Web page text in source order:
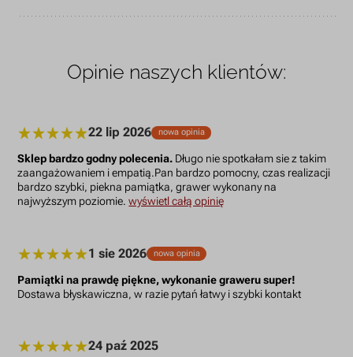
Opinie naszych klientów:
22 lip 2026 nowa opinia
Sklep bardzo godny polecenia. Długo nie spotkałam sie z takim
zaangażowaniem i empatią.Pan bardzo pomocny, czas realizacji
bardzo szybki, piekna pamiątka, grawer wykonany na
najwyższym poziomie.wyświetl całą opinię
1 sie 2026 nowa opinia
Pamiątki na prawdę piękne, wykonanie graweru super!
Dostawa błyskawiczna, w razie pytań łatwy i szybki kontakt
24 paź 2025